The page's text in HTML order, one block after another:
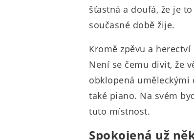
šťastná a doufá, že je
současné době žije.
Kromě zpěvu a
Není se čemu divit, že
obklopená
také piano. Na svém
tuto místnost.
Spokojená už